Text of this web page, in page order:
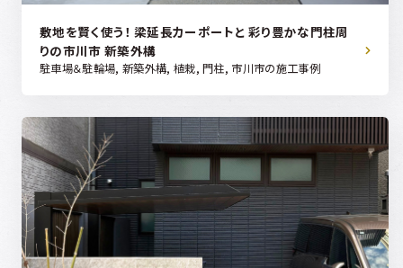
敷地を賢く使う！ 梁延長カーポートと 彩り豊かな門柱周
りの市川市 新築外構
駐車場＆駐輪場, 新築外構, 植栽, 門柱, 市川市の施工事例